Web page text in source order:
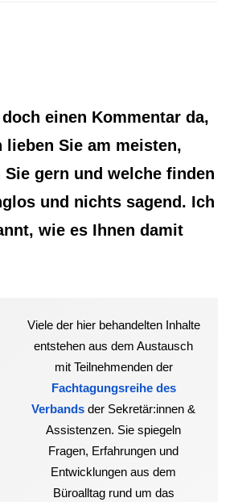
einen Kommentar da,
lieben Sie am meisten,
Sie gern und welche finden
und nichts sagend. Ich
wie es Ihnen damit
Viele der hier behandelten Inhalte
entstehen aus dem Austausch
mit Teilnehmenden der
Fachtagungsreihe des
Verbands der Sekretär:innen &
Assistenzen. Sie spiegeln
Fragen, Erfahrungen und
Entwicklungen aus dem
Büroalltag rund um das